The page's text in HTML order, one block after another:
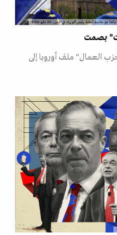
مع جلسة أسئلة رئيس الوزراء في لندن، 20 مايو 2026
بصمت
العمال" ملف أوروبا إلى